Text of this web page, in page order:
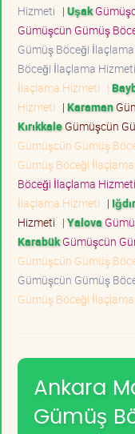
Hizmeti | Uşak
Gümüşcün Gümüş
Gümüş Böceği
Böceği İlaçlama Hizmeti
İlaçlama Hizmeti |
Hizmeti | Karaman
KırıkkaleGümüşcün
Gümüşcün Gümüş
Gümüş Böceği
Böceği İlaçlama Hizmeti
İlaçlama Hizmeti | Iğdır
Hizmeti | Yalova
KarabükGümüşcün
Gümüşcün Gümüş
Gümüşcün Gümüş
Gümüş Böceği
Ankara
Gümüş